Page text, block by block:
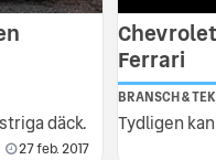
däck.
27 feb. 2017
Chevrolet
Ferrari
BRANSCH &
Tydligen